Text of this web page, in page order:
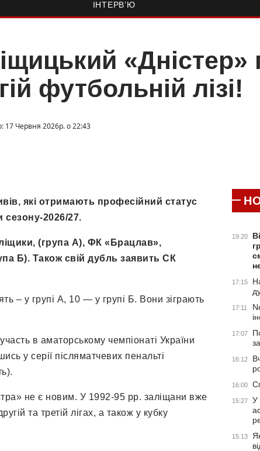
ІНТЕРВ’Ю
«Дністер»
футбольній лізі!
17 Червня 2026р. о 22:43
які отримають професійний статус
сезону-2026/27.
(група А), ФК «Брацлав»,
Б). Також свій дубль заявить СК
– у групі А, 10 — у групі Б. Вони зіграють
в аматорському чемпіонаті України
у серії післяматчевих пенальті
не є новим. У 1992-95 рр. заліщани вже
та третій лігах, а також у кубку
19:20
17:15
17:11
17:07
16:12
16:00
15:27
У
15:13